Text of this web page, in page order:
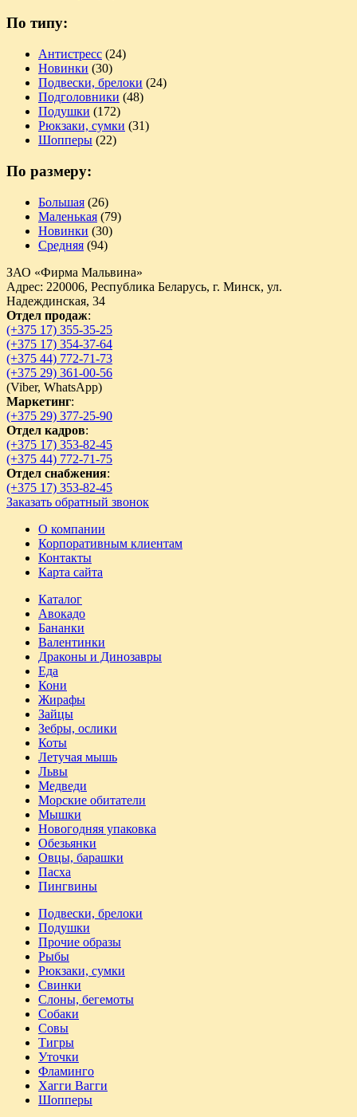
По типу:
Антистресс (24)
Новинки (30)
Подвески, брелоки (24)
Подголовники (48)
Подушки (172)
Рюкзаки, сумки (31)
Шопперы (22)
По размеру:
Большая (26)
Маленькая (79)
Новинки (30)
Средняя (94)
ЗАО «Фирма Мальвина»
Адрес: 220006, Республика Беларусь, г. Минск, ул.
Надеждинская, 34
Отдел продаж:
(+375 17) 355-35-25
(+375 17) 354-37-64
(+375 44) 772-71-73
(+375 29) 361-00-56
(Viber, WhatsApp)
Маркетинг:
(+375 29) 377-25-90
Отдел кадров:
(+375 17) 353-82-45
(+375 44) 772-71-75
Отдел снабжения:
(+375 17) 353-82-45
Заказать обратный звонок
О компании
Корпоративным клиентам
Контакты
Карта сайта
Каталог
Авокадо
Бананки
Валентинки
Драконы и Динозавры
Еда
Кони
Жирафы
Зайцы
Зебры, ослики
Коты
Летучая мышь
Львы
Медведи
Морские обитатели
Мышки
Новогодняя упаковка
Обезьянки
Овцы, барашки
Пасха
Пингвины
Подвески, брелоки
Подушки
Прочие образы
Рыбы
Рюкзаки, сумки
Свинки
Слоны, бегемоты
Собаки
Совы
Тигры
Уточки
Фламинго
Хагги Вагги
Шопперы